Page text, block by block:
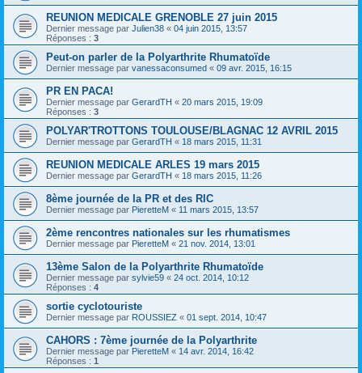
REUNION MEDICALE GRENOBLE 27 juin 2015
Dernier message par Julien38 « 04 juin 2015, 13:57
Réponses : 3
Peut-on parler de la Polyarthrite Rhumatoïde
Dernier message par vanessaconsumed « 09 avr. 2015, 16:15
PR EN PACA!
Dernier message par GerardTH « 20 mars 2015, 19:09
Réponses : 3
POLYAR'TROTTONS TOULOUSE/BLAGNAC 12 AVRIL 2015
Dernier message par GerardTH « 18 mars 2015, 11:31
REUNION MEDICALE ARLES 19 mars 2015
Dernier message par GerardTH « 18 mars 2015, 11:26
8ème journée de la PR et des RIC
Dernier message par PieretteM « 11 mars 2015, 13:57
2ème rencontres nationales sur les rhumatismes
Dernier message par PieretteM « 21 nov. 2014, 13:01
13ème Salon de la Polyarthrite Rhumatoïde
Dernier message par sylvie59 « 24 oct. 2014, 10:12
Réponses : 4
sortie cyclotouriste
Dernier message par ROUSSIEZ « 01 sept. 2014, 10:47
CAHORS : 7ème journée de la Polyarthrite
Dernier message par PieretteM « 14 avr. 2014, 16:42
Réponses : 1